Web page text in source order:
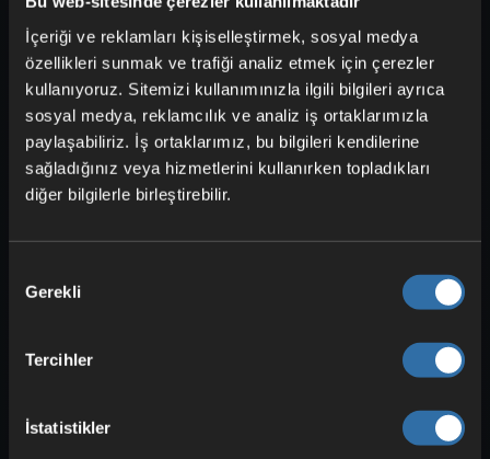
İçeriği ve reklamları kişiselleştirmek, sosyal medya
özellikleri sunmak ve trafiği analiz etmek için çerezler
kullanıyoruz. Sitemizi kullanımınızla ilgili bilgileri ayrıca
sosyal medya, reklamcılık ve analiz iş ortaklarımızla
paylaşabiliriz. İş ortaklarımız, bu bilgileri kendilerine
sağladığınız veya hizmetlerini kullanırken topladıkları
diğer bilgilerle birleştirebilir.
Seçimi
Gerekli
Tercihler
İstatistikler
Minecraft’ta Mağara Turları:
Doğal Mağaralarda Cevherler
Keşfedin
Tünel kazmak istemiyorsanız, normal bir
aşağıya doğru inerken birçok açıkta duran
getiriyor.